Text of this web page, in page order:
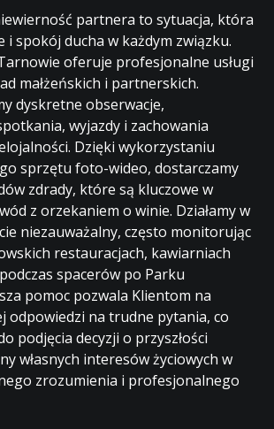
partnera to sytuacja, która
i spokój ducha w każdym związku.
oferuje profesjonalne usługi
małżeńskich i partnerskich.
dyskretne obserwacje,
wyjazdy i zachowania
Dzięki wykorzystaniu
sprzętu foto-wideo, dostarczamy
zdrady, które są kluczowe w
z orzekaniem o winie. Działamy w
niezauważalny, często monitorując
restauracjach, kawiarniach
spacerów po Parku
pomoc pozwala Klientom na
odpowiedzi na trudne pytania, co
podjęcia decyzji o przyszłości
własnych interesów życiowych w
zrozumienia i profesjonalnego